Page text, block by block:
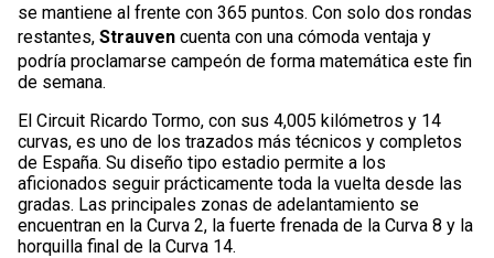
se mantiene al frente con 365 puntos. Con solo dos rondas
restantes, Strauven cuenta con una cómoda ventaja y
podría proclamarse campeón de forma matemática este fin
de semana.
El Circuit Ricardo Tormo, con sus 4,005 kilómetros y 14
curvas, es uno de los trazados más técnicos y completos
de España. Su diseño tipo estadio permite a los
aficionados seguir prácticamente toda la vuelta desde las
gradas. Las principales zonas de adelantamiento se
encuentran en la Curva 2, la fuerte frenada de la Curva 8 y la
horquilla final de la Curva 14.